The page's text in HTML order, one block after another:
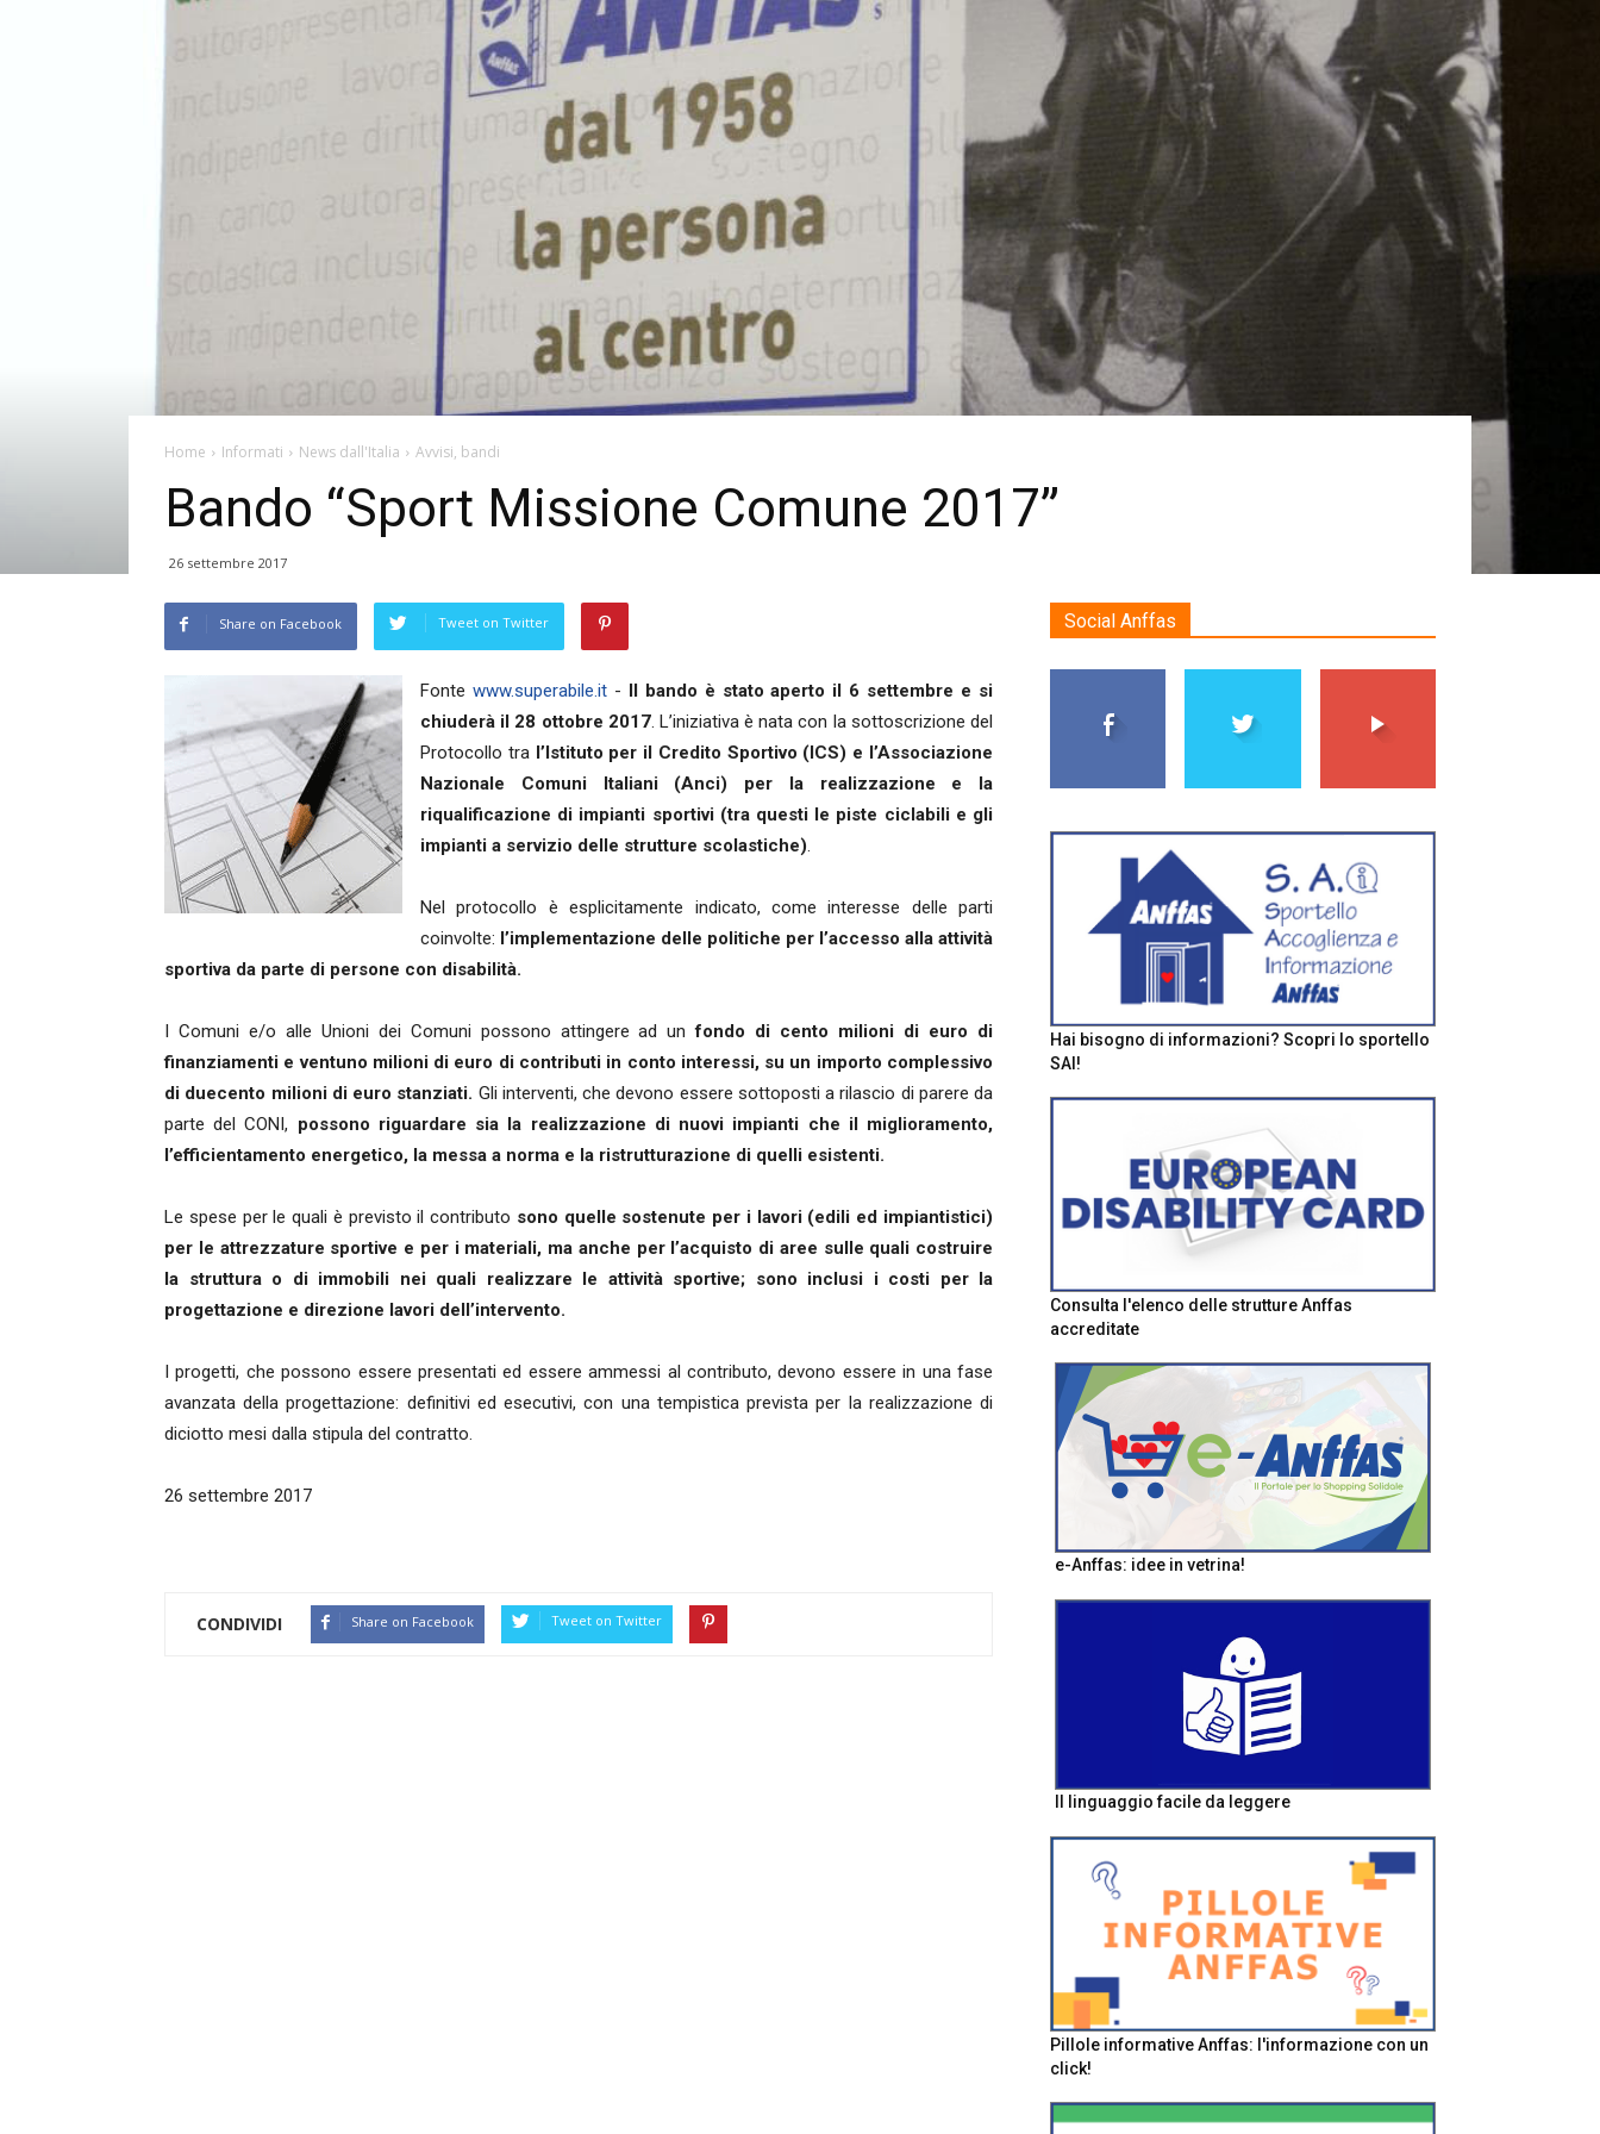
Home Informati News dall'Italia Avvisi, bandi
Bando “Sport Missione Comune 2017”
26 settembre 2017
Share on Facebook Tweet on Twitter
Fonte www.superabile.it-
Il bando è stato aperto il 6 settembre e si
chiuderà il 28 ottobre 2017. L’iniziativa è nata con la sottoscrizione del
Protocollo tra l’Istituto per il Credito Sportivo (ICS) e l’Associazione
Nazionale Comuni Italiani (Anci) per la realizzazione e la
riqualificazione di impianti sportivi (tra questi le piste ciclabili e gli
impianti a servizio delle strutture scolastiche).
Nel protocollo è esplicitamente indicato, come interesse delle parti
coinvolte: l’implementazione delle politiche per l’accesso alla attività
sportiva da parte di persone con disabilità.
I Comuni e/o alle Unioni dei Comuni possono attingere ad un fondo di cento milioni di euro di
finanziamenti e ventuno milioni di euro di contributi in conto interessi, su un importo complessivo
di duecento milioni di euro stanziati. Gli interventi, che devono essere sottoposti a rilascio di parere da
parte del CONI, possono riguardare sia la realizzazione di nuovi impianti che il miglioramento,
l’efficientamento energetico, la messa a norma e la ristrutturazione di quelli esistenti.
Le spese per le quali è previsto il contributo sono quelle sostenute per i lavori (edili ed impiantistici)
per le attrezzature sportive e per i materiali, ma anche per l’acquisto di aree sulle quali costruire
la struttura o di immobili nei quali realizzare le attività sportive; sono inclusi i costi per la
progettazione e direzione lavori dell’intervento.
I progetti, che possono essere presentati ed essere ammessi al contributo, devono essere in una fase
avanzata della progettazione: definitivi ed esecutivi, con una tempistica prevista per la realizzazione di
diciotto mesi dalla stipula del contratto.
26 settembre 2017
CONDIVIDI Share on Facebook Tweet on Twitter
Social Anffas
Hai bisogno di informazioni? Scopri lo sportello
SAI!
Consulta l'elenco delle strutture Anffas
accreditate
e-Anffas: idee in vetrina!
Il linguaggio facile da leggere
Pillole informative Anffas: l'informazione con un
click!